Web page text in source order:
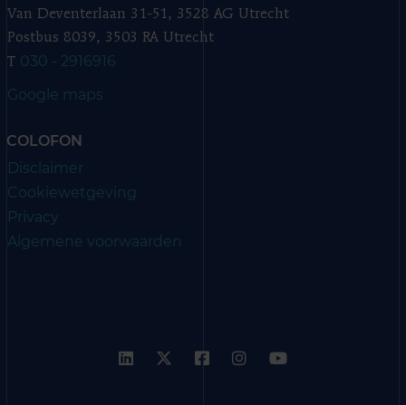
Van Deventerlaan 31-51, 3528 AG Utrecht
Postbus 8039, 3503 RA Utrecht
T 030 - 2916916
Google maps
COLOFON
Disclaimer
Cookiewetgeving
Privacy
Algemene voorwaarden